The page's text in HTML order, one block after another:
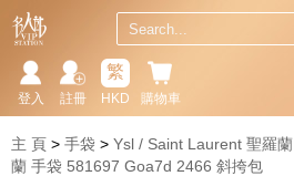
購物車
繁
HKD
註冊
登入
主 頁 手袋 Ysl / Saint Laurent 聖羅蘭
蘭 手袋 581697 Goa7d 2466 斜挎包